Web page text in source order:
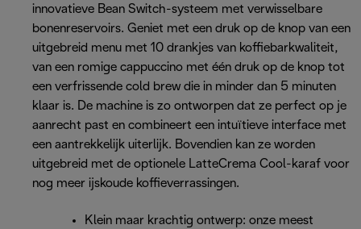
innovatieve Bean Switch-systeem met verwisselbare
bonenreservoirs. Geniet met een druk op de knop van een
uitgebreid menu met 10 drankjes van koffiebarkwaliteit,
van een romige cappuccino met één druk op de knop tot
een verfrissende cold brew die in minder dan 5 minuten
klaar is. De machine is zo ontworpen dat ze perfect op je
aanrecht past en combineert een intuïtieve interface met
een aantrekkelijk uiterlijk. Bovendien kan ze worden
uitgebreid met de optionele LatteCrema Cool-karaf voor
nog meer ijskoude koffieverrassingen.
Klein maar krachtig ontwerp: onze meest